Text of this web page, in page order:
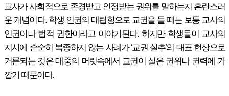
교사가 사회적으로 존경받고 인정받는 권위를 말하는지 혼란스러
운 개념이다. 학생 인권의 대립항으로 교권을 들 때는 보통 교사의
인권이나 법적 권한이라고 이야기된다. 하지만 학생들이 교사의
지시에 순순히 복종하지 않는 사례가 ‘교권 실추’의 대표 현상으로
거론되는 것은 대중의 머릿속에서 교권이 실은 권위나 권력에 가
깝기 때문이다.